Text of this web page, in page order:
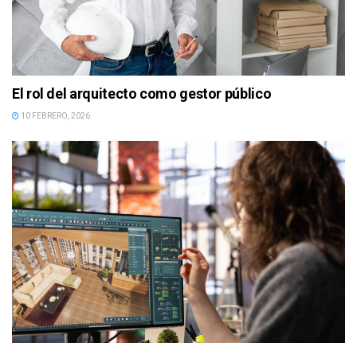
El rol del arquitecto como gestor público
10 FEBRERO, 2026